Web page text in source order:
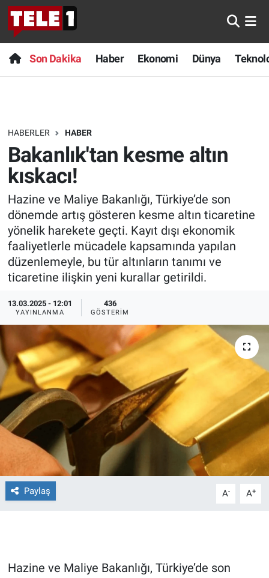
Son Dakika Haber Ekonomi Dünya
HABERLER HABER
Bakanlık'tan kesme altın
kıskacı!
Hazine ve Maliye Bakanlığı, Türkiye’de son
dönemde artış gösteren kesme altın ticaretine
yönelik harekete geçti. Kayıt dışı ekonomik
faaliyetlerle mücadele kapsamında yapılan
düzenlemeyle, bu tür altınların tanımı ve
ticaretine ilişkin yeni kurallar getirildi.
13.03.2025 - 12:01
YAYINLANMA
436
GÖSTERIM
Paylaş A- A+
Hazine ve Maliye Bakanlığı, Türkiye’de son
Anında Manşet
Başka Sohbetler
Bilim turu
Bilim ve Teknoloji Evreni
Doğa Konuşuyor
Dünya
Ege Saati
Eğlence
Ekonomi
Forum
Gerçeğin İzinde
Gün Başlıyor
Gündem Özel
Son Dakika
Haber
Dünya
Teknoloji
Sağlık
Spor
Yayın Akışı
Nöbetçi Eczaneler
Hava Durumu
Trafik Durumu
Süper Lig Puan Durumu ve Fikstür
Tüm Manşetler
Son Dakika Haberleri
Haber Arşivi